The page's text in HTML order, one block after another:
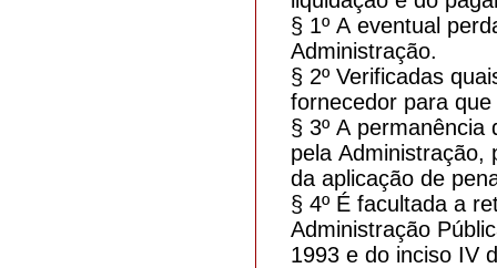
§ 1º A eventual
Administração.
§ 2º Verificadas
fornecedor para
§ 3º A
pela Administração,
da aplicação de
§ 4º É facultada a
Administração
1993 e do inciso IV